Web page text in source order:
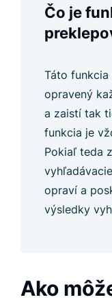
Čo je
Táto funkcia
opravený
a zaistí tak
funkcia je
Pokiaľ teda
opraví a
výsledky
Ako